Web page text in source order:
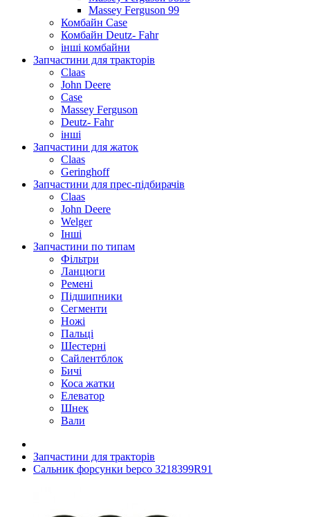
Massey Ferguson 99
Комбайн Case
Комбайн Deutz- Fahr
інші комбайни
Запчастини для тракторів
Claas
John Deere
Case
Massey Ferguson
Deutz- Fahr
інші
Запчастини для жаток
Claas
Geringhoff
Запчастини для прес-підбирачів
Claas
John Deere
Welger
Інші
Запчастини по типам
Фільтри
Ланцюги
Ремені
Підшипники
Сегменти
Ножі
Пальці
Шестерні
Сайлентблок
Бичі
Коса жатки
Елеватор
Шнек
Вали
Запчастини для тракторів
Сальник форсунки bepco 3218399R91